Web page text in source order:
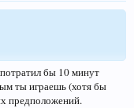
бы 10 минут
ты играешь (хотя бы
предположений.